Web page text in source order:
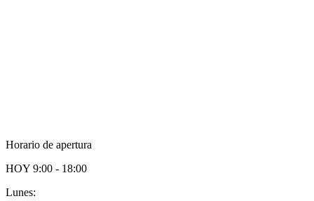
Horario de apertura
HOY 9:00 - 18:00
Lunes: